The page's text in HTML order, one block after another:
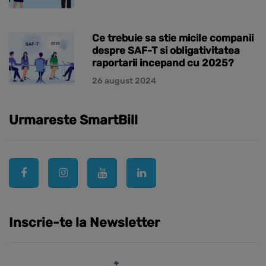
Ce trebuie sa stie micile companii
despre SAF-T si obligativitatea
raportarii incepand cu 2025?
26 august 2024
Urmareste SmartBill
Inscrie-te la Newsletter